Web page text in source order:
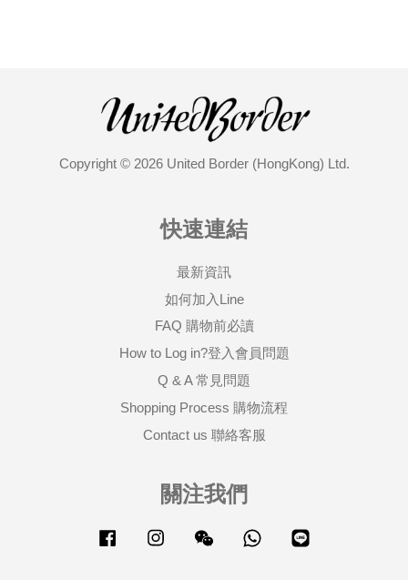
Copyright © 2026 United Border (HongKong) Ltd.
快速連結
最新資訊
如何加入Line
FAQ 購物前必讀
How to Log in?登入會員問題
Q & A 常見問題
Shopping Process 購物流程
Contact us 聯絡客服
關注我們
Facebook Instagram Wechat Whatsapp